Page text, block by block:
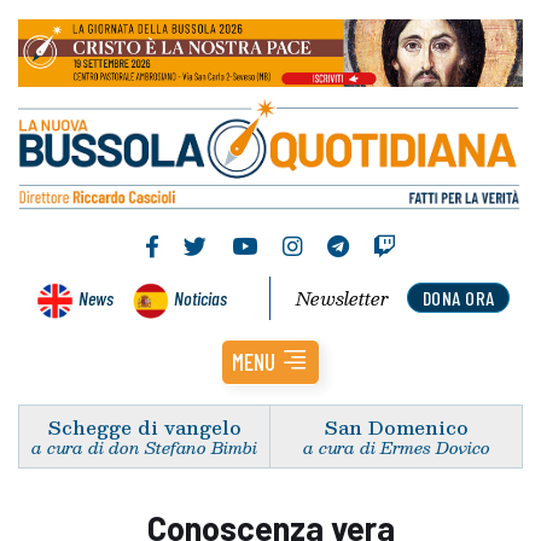
News Noticias DONA ORA
Newsletter
MENU
Schegge di vangelo
a cura di don Stefano Bimbi
San Domenico
a cura di Ermes Dovico
Conoscenza vera